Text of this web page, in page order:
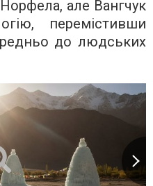
але Вангчук
перемістивши
до людських